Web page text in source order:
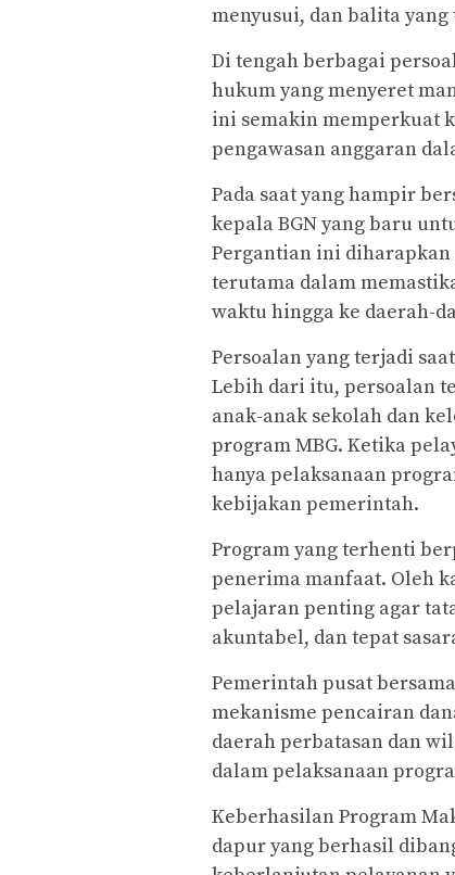
menyusui, dan balita
Di tengah berbagai
hukum yang menyeret
ini semakin memperkuat
pengawasan anggaran
Pada saat yang hampir
kepala BGN yang baru
Pergantian ini
terutama dalam
waktu hingga ke daerah-
Persoalan yang terjadi
Lebih dari itu, persoalan
anak-anak sekolah dan
program MBG. Ketika
hanya pelaksanaan
kebijakan pemerintah.
Program yang terhenti
penerima manfaat. Oleh
pelajaran penting agar
akuntabel, dan tepat
Pemerintah pusat
mekanisme pencairan
daerah perbatasan dan
dalam pelaksanaan
Keberhasilan Program
dapur yang berhasil